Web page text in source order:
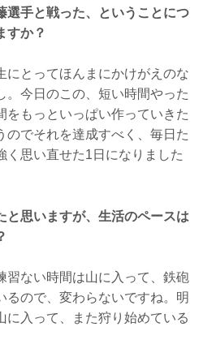
選手と戦った、ということにつ
すか？
とってほんまにかけがえのな
。今日のこの、短い時間やった
をもっといっぱい作っていきた
のでそれを達成すべく、毎日た
く思い直せた1日になりました
と思いますが、生活のペースは
ない時間は山に入って、鉄砲
るので、変わらないですね。明
に入って、また狩り始めている